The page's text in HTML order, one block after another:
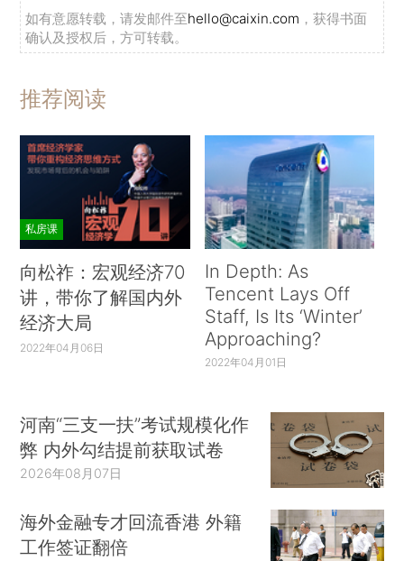
如有意愿转载，请发邮件至hello@caixin.com ，获得书面
确认及授权后，方可转载。
推荐阅读
私房课
向松祚：宏观经济70
讲，带你了解国内外
经济大局
2022年04月06日
In Depth: As
Tencent Lays Off
Staff, Is Its ‘Winter’
Approaching?
2022年04月01日
河南“三支一扶”考试规模化作
弊 内外勾结提前获取试卷
2026年08月07日
海外金融专才回流香港 外籍
工作签证翻倍